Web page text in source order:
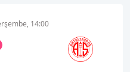
14:00